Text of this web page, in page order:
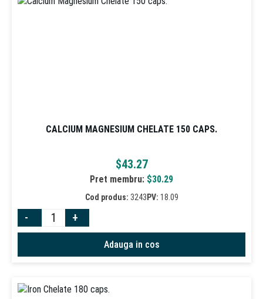
CALCIUM MAGNESIUM CHELATE 150 CAPS.
$43.27
Pret membru: $30.29
Cod produs: 3243 PV: 18.09
- +
Adauga in cos